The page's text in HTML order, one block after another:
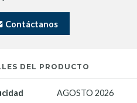
Contáctanos
DEL PRODUCTO
AGOSTO 2026